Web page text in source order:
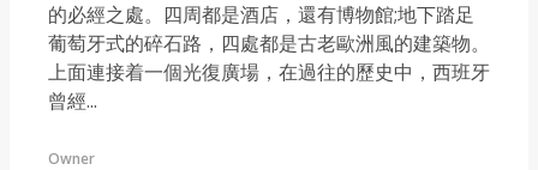
Article 2022-
的必經之處。四周都是酒店，還有博物館;地下踏足
葡萄牙式的碎石路，四處都是古老歐洲風的建築物。
上面連接着一個光復廣場，在過往的歷史中，西班牙
曾經...
Owner